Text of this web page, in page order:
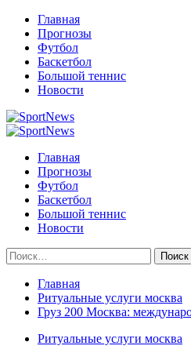
Перейти
содержимому
Главная
Прогнозы
Футбол
Баскетбол
Большой теннис
Новости
Primary
Главная
Прогнозы
Футбол
Баскетбол
Большой теннис
Новости
Найти:
Главная
Ритуальные услуги москва
Груз 200 Москва:
Ритуальные услуги москва